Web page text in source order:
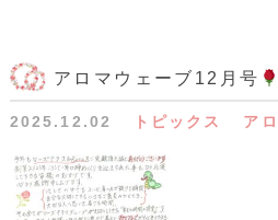
アロマウェーブ12月号
2025.12.02 トピックス ア